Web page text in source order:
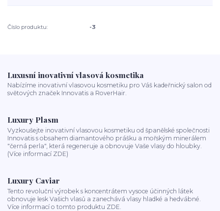
Číslo produktu: -3
Luxusní inovativní vlasová kosmetika
Nabízíme inovativní vlasovou kosmetiku pro Váš kadeřnický salon od
světových značek Innovatis a RoverHair.
Luxury Plasm
Vyzkoušejte inovativní vlasovou kosmetiku od španělské společnosti
Innovatis s obsahem diamantového prášku a mořským minerálem
"černá perla", která regeneruje a obnovuje Vaše vlasy do hloubky.
(Více informací ZDE)
Luxury Caviar
Tento revoluční výrobek s koncentrátem vysoce účinných látek
obnovuje lesk Vašich vlasů a zanechává vlasy hladké a hedvábné.
Více informací o tomto produktu ZDE.